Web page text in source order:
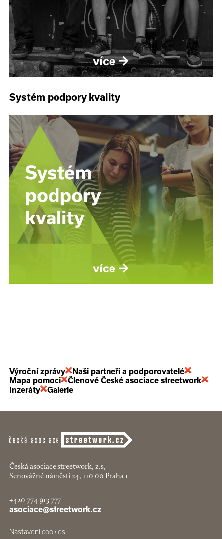
Systém podpory kvality
Výroční zprávy
Naši partneři a podporovatelé
Mapa pomoci
Členové České asociace streetwork
Inzeráty
Galerie
Česká asociace streetwork, z.s,
Senovážné náměstí 24, 110 00 Praha 1
+420 774 913 777
asociace@streetwork.cz
Nastavení cookies